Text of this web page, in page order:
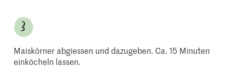
Maiskörner abgiessen und dazugeben. Ca. 15 Minuten
einköcheln lassen.